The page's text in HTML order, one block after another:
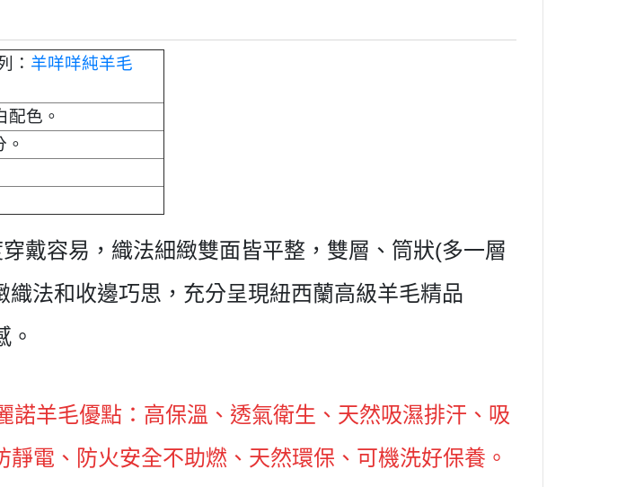
： 羊咩咩純羊毛
配色。
。
戴容易， 織法細緻雙面皆平整，雙層、筒狀(多一層
織法和收邊巧思，充分呈現紐西蘭高級羊毛精品
。
諾羊毛優點： 高保溫、 透氣衛生、天然吸濕排汗、吸
靜電、防火安全不助燃、天然環保、可機洗好保養。